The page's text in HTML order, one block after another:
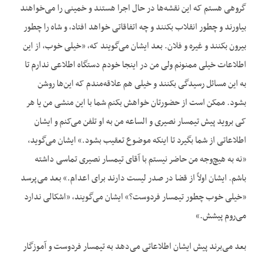
گروهی هستم که این نقشه‌ها در حال اجرا هستند و خمینی را می‌خواهند
بیاورند و چطور انقلاب بکنند و چه اتفاقاتی خواهد افتاد، و شاه را چطور
بیرون بکنند و غیره و فلان. بعد ایشان می‌گویند که، «خیلی خوب، از این
اطلاعات خیلی ممنونم ولی من در اینجا خودم دستگاه اطلاعی ندارم تا
به این مسائل رسیدگی بکنند و خیلی هم علاقه‌مندم که این‌ها روشن
بشود. ممکن است از حضورتان خواهش بکنم شما با این منشی من یا هر
کی بروید پیش تیمسار نصیری و الساعه من به او تلفن می‌کنم و ایشان
اطلاعاتی از شما بگیرد تا اینکه موضوع تعقیب بشود.» ایشان می‌گوید،
«نه به هیچ‌وجه من حاضر نیستم با آقای تیمسار نصیری تماسی داشته
باشم. ایشان اولاً از قضا در صدر لیست دارند برای اعدام.» بعد می‌پرسد
«خیلی خوب چطور تیمسار فردوست؟» ایشان می‌گویند، «اشکالی ندارد
می‌روم پیشش.»
بعد می‌برند پیش ایشان اطلاعاتی می‌دهد به تیمسار فردوست و آموزگار